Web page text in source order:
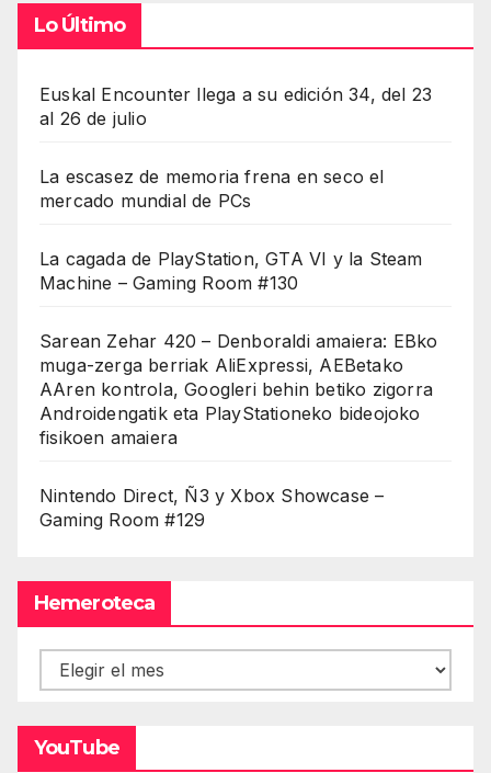
Lo Último
Euskal Encounter llega a su edición 34, del 23
al 26 de julio
La escasez de memoria frena en seco el
mercado mundial de PCs
La cagada de PlayStation, GTA VI y la Steam
Machine – Gaming Room #130
Sarean Zehar 420 – Denboraldi amaiera: EBko
muga-zerga berriak AliExpressi, AEBetako
AAren kontrola, Googleri behin betiko zigorra
Androidengatik eta PlayStationeko bideojoko
fisikoen amaiera
Nintendo Direct, Ñ3 y Xbox Showcase –
Gaming Room #129
Hemeroteca
Hemeroteca
YouTube